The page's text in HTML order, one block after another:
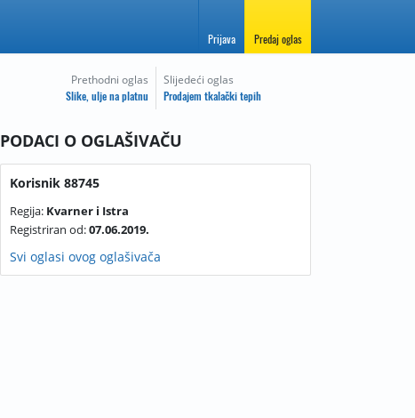
Prijava Predaj oglas
Prethodni oglas
Slike, ulje na platnu
Slijedeći oglas
Prodajem tkalački tepih
PODACI O OGLAŠIVAČU
Korisnik 88745
Regija: Kvarner i Istra
Registriran od:07.06.2019.
Svi oglasi ovog oglašivača